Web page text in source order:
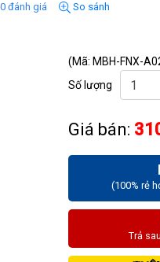
0 đánh giá So sánh
(Mã: MBH-FNX-
Số lượng
Giá bán:
(100% rẻ
Trả